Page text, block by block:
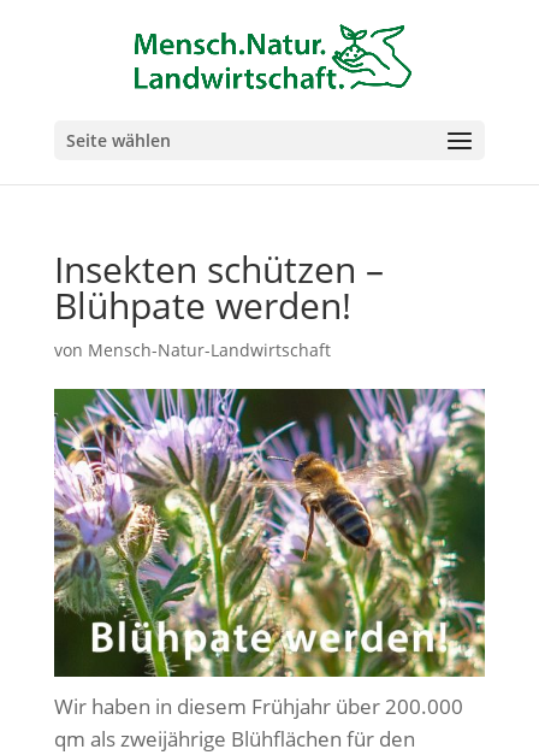
Seite wählen
Insekten schützen –
Blühpate werden!
von Mensch-Natur-Landwirtschaft
Wir haben in diesem Frühjahr über 200.000
qm als zweijährige Blühflächen für den